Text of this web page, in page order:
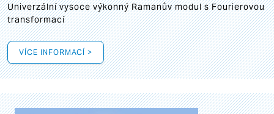
Univerzální vysoce výkonný Ramanův modul s Fourierovou
transformací
VÍCE INFORMACÍ >